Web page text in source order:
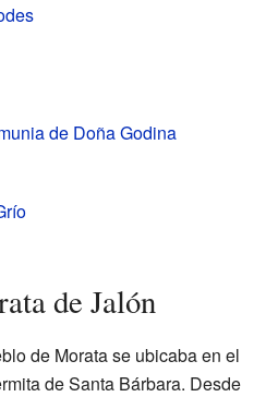
de Doña Godina
de Jalón
de Morata se ubicaba en el
de Santa Bárbara. Desde